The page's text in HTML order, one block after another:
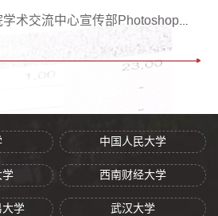
交流中心宣传部Photoshop培训会开展
中国人民大学
学 西南财经大学
大学 武汉大学